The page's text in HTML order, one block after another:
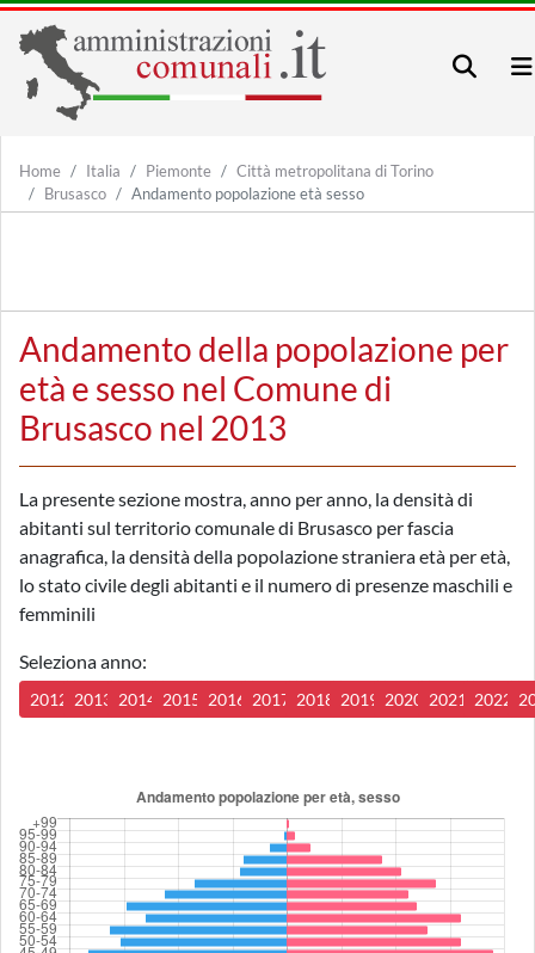
Home Italia Piemonte
Città metropolitana di Torino
Brusasco
Andamento popolazione età sesso
Andamento della popolazione per
età e sesso nel Comune di
Brusasco nel 2013
La presente sezione mostra, anno per anno, la densità di
abitanti sul territorio comunale di Brusasco per fascia
anagrafica, la densità della popolazione straniera età per età,
lo stato civile degli abitanti e il numero di presenze maschili e
femminili
Seleziona anno:
2012 2013 2014 2015 2016 2017 2018 2019 2020 2021 2022